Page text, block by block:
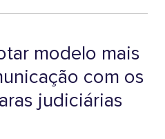
modelo mais
com os
judiciárias